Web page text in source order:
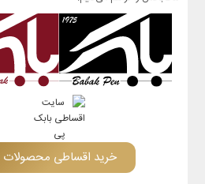
خرید اقساطی محصولات